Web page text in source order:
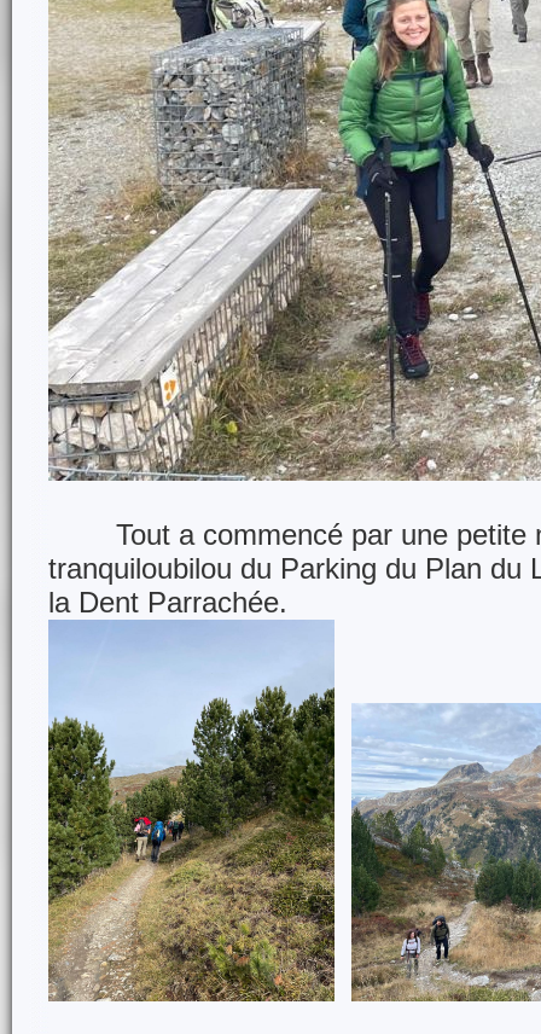
Tout a commencé par une petite
tranquiloubilou du Parking du Plan du
la Dent Parrachée.